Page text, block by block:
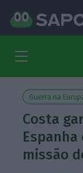
Guerra na
Costa
missão